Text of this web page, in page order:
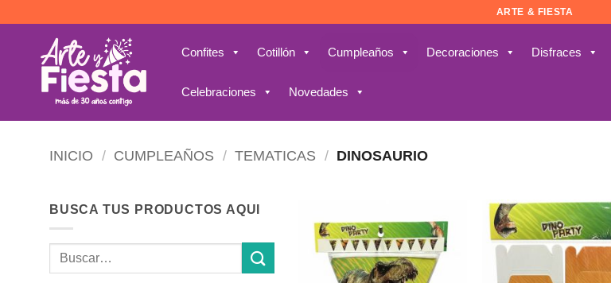
contenido
ARTE & FIESTA
Confites Cotillón Cumpleaños Decoraciones Disfraces
Celebraciones Novedades
INICIO / CUMPLEAÑOS / TEMATICAS / DINOSAURIO
BUSCA TUS PRODUCTOS AQUI
Buscar
Añadir
a la
lista de
deseos